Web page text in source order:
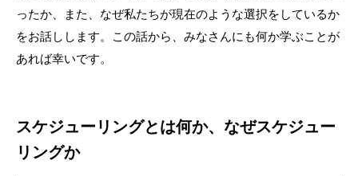
ったか、また、なぜ私たちが現在のような選択をしているか
をお話しします。この話から、みなさんにも何か学ぶことが
あれば幸いです。
スケジューリングとは何か、なぜスケジュー
リングか